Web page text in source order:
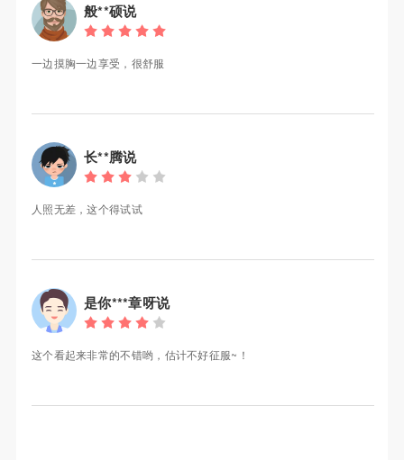
般**硕说
一边摸胸一边享受，很舒服
长**腾说
人照无差，这个得试试
是你***章呀说
这个看起来非常的不错哟，估计不好征服~！